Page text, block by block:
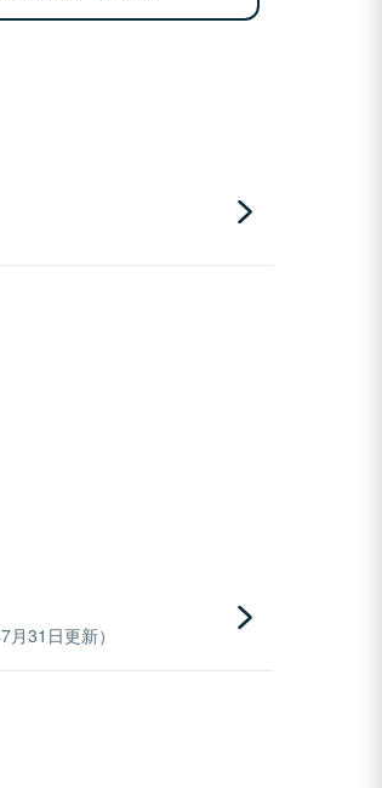
31日更新）